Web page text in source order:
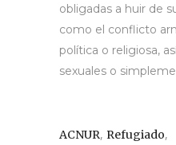
obligadas a huir de
como el conflicto
política o religiosa,
sexuales o
ACNUR, Refugiado,